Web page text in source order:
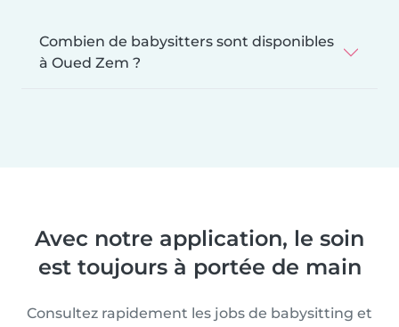
Combien de babysitters sont disponibles
à Oued Zem ?
Avec notre application, le soin
est toujours à portée de main
Consultez rapidement les jobs de babysitting et